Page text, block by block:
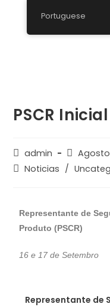
PSCR Inicial
admin
Agosto
Noticias /
Representante de
Produto (PSCR)
16 e 17 de Setembro
Representante de
Portuguese